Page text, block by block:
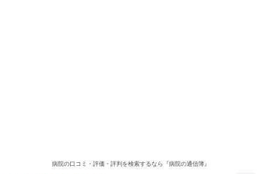
病院の口コミ・評価・評判を検索するなら『病院の通信簿』